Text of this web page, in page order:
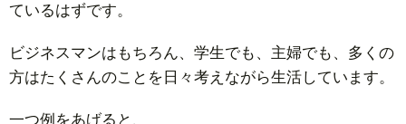
ているはずです。
ビジネスマンはもちろん、学生でも、主婦でも、多くの
方はたくさんのことを日々考えながら生活しています。
一つ例をあげると、